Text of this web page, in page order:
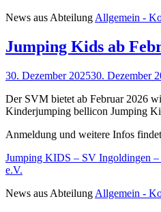
News aus Abteilung Allgemein -
Jumping Kids ab
30. Dezember 202530. Dezember
Der SVM bietet ab Februar 2026
Kinderjumping bellicon Jumping
Anmeldung und weitere Infos
Jumping KIDS – SV Ingoldingen –
e.V.
News aus Abteilung Allgemein -